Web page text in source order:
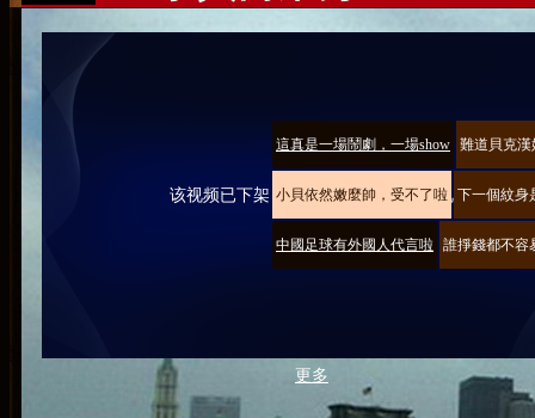
该视频已下架，请选择观看其他精彩视频。
更多
這真是一場鬧劇，一場show 難道貝克漢
小貝依然嫩麼帥，受不了啦 下一個紋身
中國足球有外國人代言啦 誰掙錢都不容